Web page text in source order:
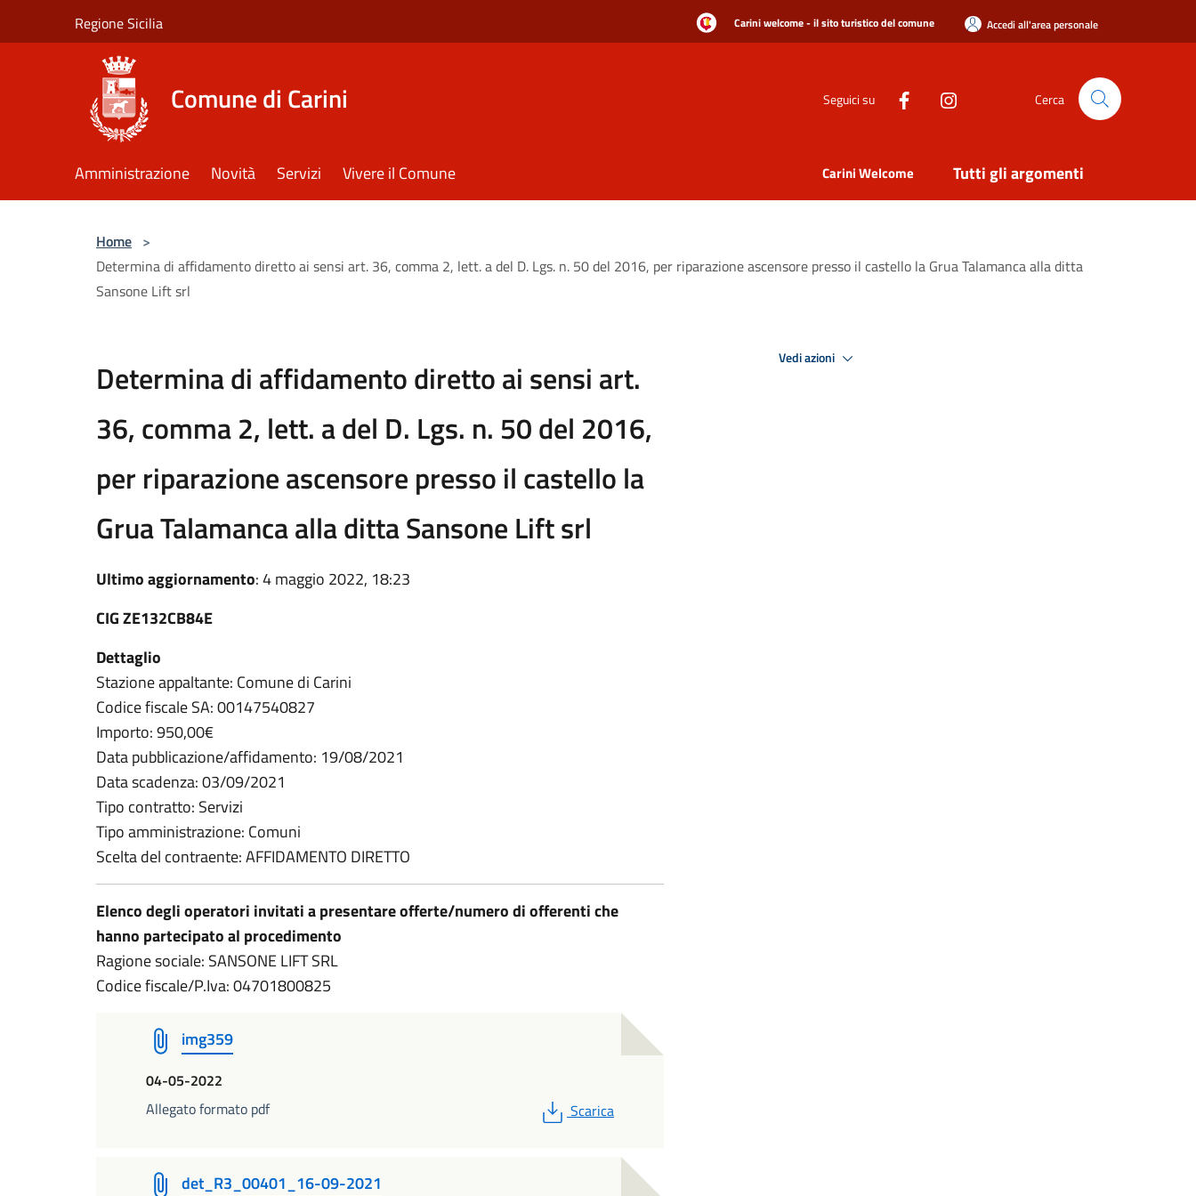
Regione Sicilia Carini welcome - il sito turistico del comune Accedi all'area personale
Comune di Carini Seguici su Cerca
Amministrazione Novità Servizi Vivere il Comune Carini Welcome Tutti gli argomenti
Home >
Determina di affidamento diretto ai sensi art. 36, comma 2, lett. a del D. Lgs. n. 50 del 2016, per riparazione ascensore presso il castello la Grua Talamanca alla ditta
Sansone Lift srl
Determina di affidamento diretto ai sensi art.
36, comma 2, lett. a del D. Lgs. n. 50 del 2016,
per riparazione ascensore presso il castello la
Grua Talamanca alla ditta Sansone Lift srl
Ultimo aggiornamento: 4 maggio 2022, 18:23
CIG ZE132CB84E
Dettaglio
Stazione appaltante: Comune di Carini
Codice fiscale SA: 00147540827
Importo: 950,00€
Data pubblicazione/affidamento: 19/08/2021
Data scadenza: 03/09/2021
Tipo contratto: Servizi
Tipo amministrazione: Comuni
Scelta del contraente: AFFIDAMENTO DIRETTO
Elenco degli operatori invitati a presentare offerte/numero di offerenti che
hanno partecipato al procedimento
Ragione sociale: SANSONE LIFT SRL
Codice fiscale/P.Iva: 04701800825
img359
04-05-2022
Allegato formato pdf
PDF
Scarica
det_R3_00401_16-09-2021
Vedi azioni